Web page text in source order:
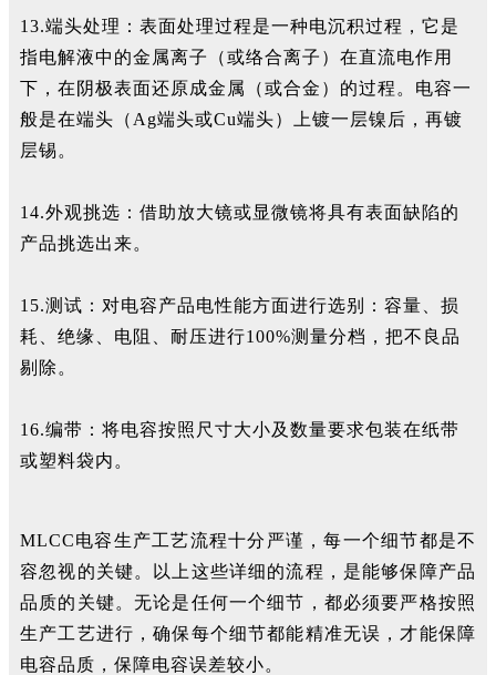
13.端头处理：表面处理过程是一种电沉积过程，它是
指电解液中的金属离子（或络合离子）在直流电作用
下，在阴极表面还原成金属（或合金）的过程。电容一
般是在端头（Ag端头或Cu端头）上镀一层镍后，再镀
层锡。
14.外观挑选：借助放大镜或显微镜将具有表面缺陷的
产品挑选出来。
15.测试：对电容产品电性能方面进行选别：容量、损
耗、绝缘、电阻、耐压进行100%测量分档，把不良品
剔除。
16.编带：将电容按照尺寸大小及数量要求包装在纸带
或塑料袋内。
MLCC电容生产工艺流程十分严谨，每一个细节都是不
容忽视的关键。以上这些详细的流程，是能够保障产品
品质的关键。无论是任何一个细节，都必须要严格按照
生产工艺进行，确保每个细节都能精准无误，才能保障
电容品质，保障电容误差较小。